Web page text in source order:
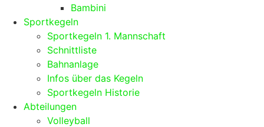
Bambini
Sportkegeln
Sportkegeln 1. Mannschaft
Schnittliste
Bahnanlage
Infos über das Kegeln
Sportkegeln Historie
Abteilungen
Volleyball